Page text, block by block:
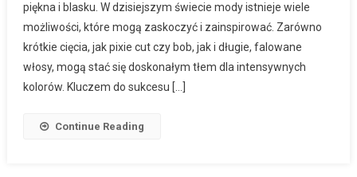
piękna i blasku. W dzisiejszym świecie mody istnieje wiele
możliwości, które mogą zaskoczyć i zainspirować. Zarówno
krótkie cięcia, jak pixie cut czy bob, jak i długie, falowane
włosy, mogą stać się doskonałym tłem dla intensywnych
kolorów. Kluczem do sukcesu […]
Continue Reading